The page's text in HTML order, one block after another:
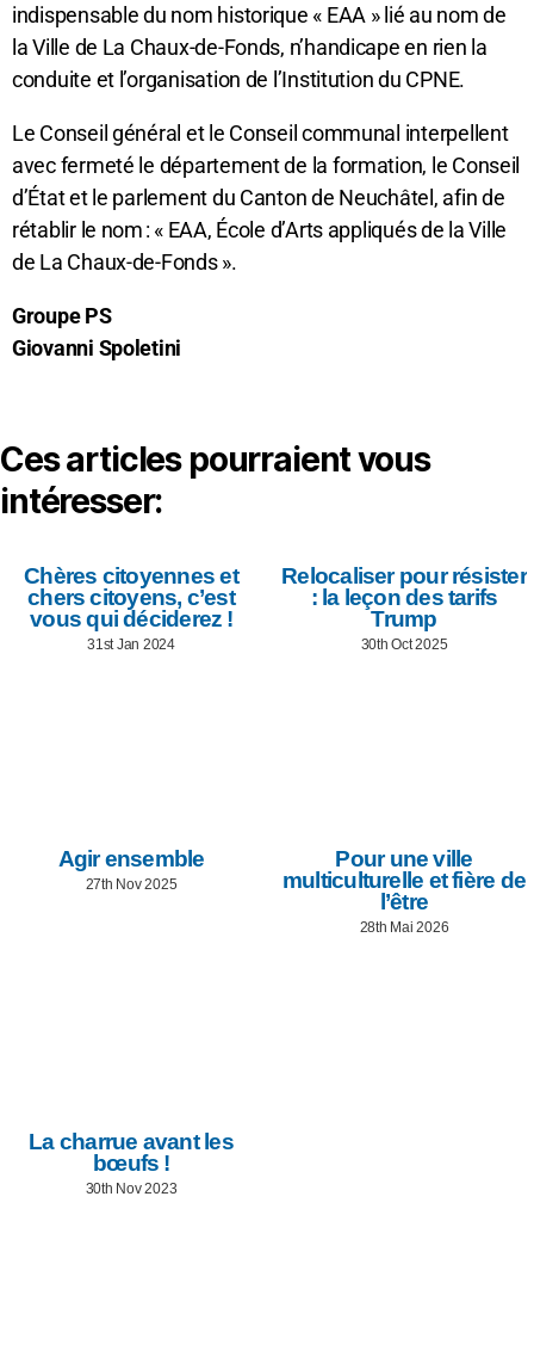
indispensable du nom historique « EAA » lié au nom de
la Ville de La Chaux-de-Fonds, n’handicape en rien la
conduite et l’organisation de l’Institution du CPNE.
Le Conseil général et le Conseil communal interpellent
avec fermeté le département de la formation, le Conseil
d’État et le parlement du Canton de Neuchâtel, afin de
rétablir le nom : « EAA, École d’Arts appliqués de la Ville
de La Chaux-de-Fonds ».
Groupe PS
Giovanni Spoletini
Ces articles pourraient vous
intéresser:
Chères citoyennes et
chers citoyens, c’est
vous qui déciderez !
31st Jan 2024
Relocaliser pour résister
: la leçon des tarifs
Trump
30th Oct 2025
Agir ensemble
27th Nov 2025
Pour une ville
multiculturelle et fière de
l’être
28th Mai 2026
La charrue avant les
bœufs !
30th Nov 2023